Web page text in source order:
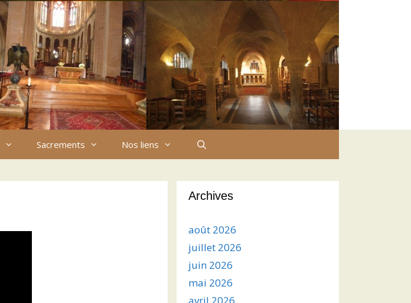
Sacrements
Nos liens
Archives
août 2026
juillet 2026
juin 2026
mai 2026